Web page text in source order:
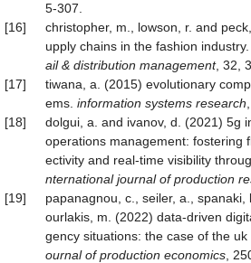
5-307.
[16]
christopher, m., lowson, r. and
upply chains in the fashion industry.
ail & distribution management, 32,
[17]
tiwana, a. (2015) evolutionary
ems. information systems research
[18]
dolgui, a. and ivanov, d. (2021) 5g
operations management: fostering
ectivity and real-time visibility
nternational journal of production
[19]
papanagnou, c., seiler, a.,
ourlakis, m. (2022) data-driven
gency situations: the case of the uk
ournal of production economics ,